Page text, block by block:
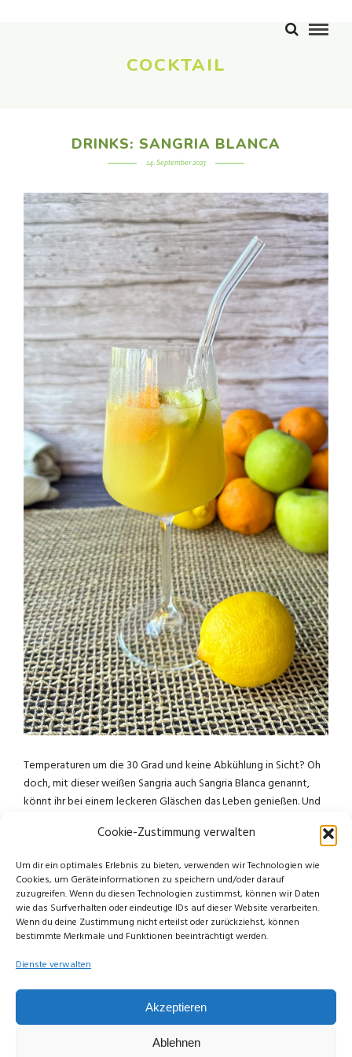
Cookie-Zustimmung verwalten
Um dir ein optimales Erlebnis zu bieten, verwenden wir Technologien wie
Cookies, um Geräteinformationen zu speichern und/oder darauf
zuzugreifen. Wenn du diesen Technologien zustimmst, können wir Daten
wie das Surfverhalten oder eindeutige IDs auf dieser Website verarbeiten.
Wenn du deine Zustimmung nicht erteilst oder zurückziehst, können
bestimmte Merkmale und Funktionen beeinträchtigt werden.
Dienste verwalten
Akzeptieren
Ablehnen
COCKTAIL
DRINKS: SANGRIA BLANCA
14. September 2023
Temperaturen um die 30 Grad und keine Abkühlung in Sicht? Oh
doch, mit dieser weißen Sangria auch Sangria Blanca genannt,
könnt ihr bei einem leckeren Gläschen das Leben genießen. Und
FOOD